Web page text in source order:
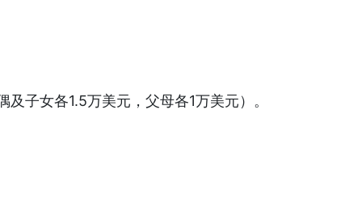
及子女各1.5万美元，父母各1万美元）。